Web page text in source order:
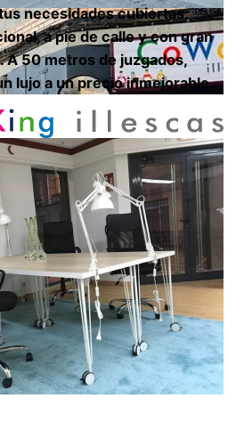
necesidades cubiertas.
a pie de calle y con gran
A 50 metros de juzgados,
lujo a un precio inmejorable